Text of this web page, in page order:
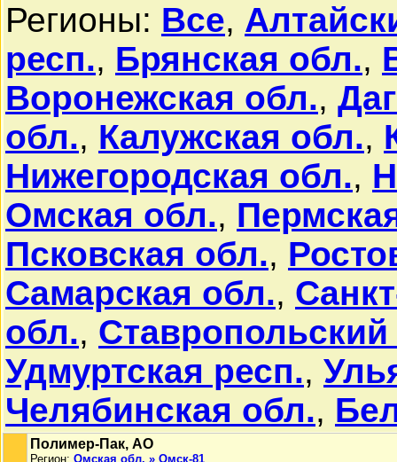
Регионы: Все,
респ., Брянская обл.,
Воронежская обл.,
обл., Калужская обл.,
Нижегородская обл.,
Омская обл.,
Псковская обл.,
Самарская обл.,
обл., Ставропольский
Удмуртская респ.,
Челябинская обл.,
Полимер-Пак, АО
Регион: Омская обл. » Омск-81